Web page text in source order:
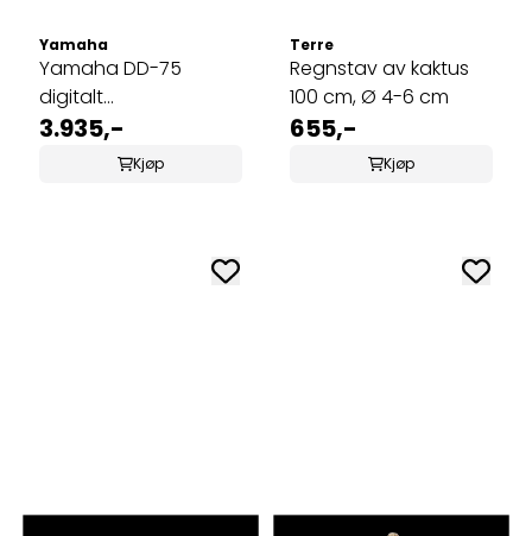
Yamaha
Yamaha DD-75
digitalt
perkusjonssett/trommesett
3.935,-
Kjøp
Terre
Regnstav av kaktus
100 cm, Ø 4-6 cm
655,-
Kjøp